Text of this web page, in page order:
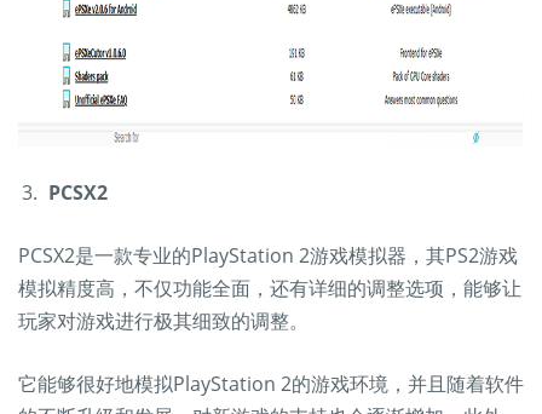
PCSX2
PCSX2是一款专业的PlayStation 2游戏模拟器，其PS2游戏
模拟精度高，不仅功能全面，还有详细的调整选项，能够让
玩家对游戏进行极其细致的调整。
它能够很好地模拟PlayStation 2的游戏环境，并且随着软件